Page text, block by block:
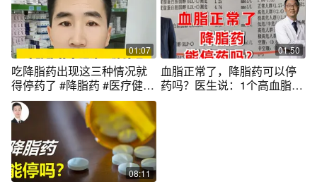
01:07
吃降脂药出现这三种情况就
得停药了 #降脂药 #医疗健康
创作训练营 #硬核健康科普行
动 #听医生一句劝
01:50
血脂正常了，降脂药可以停
药吗？医生说：1个高血脂患
08:11